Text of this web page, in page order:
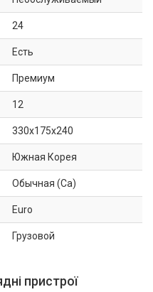
24
Есть
Премиум
12
330x175x240
Южная Корея
Обычная (Ca)
Euro
Грузовой
пристрої